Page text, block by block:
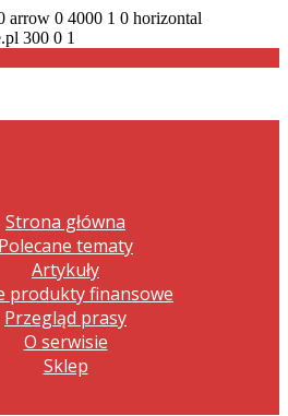
arrow 0 4000 1 0 horizontal
300 0 1
Strona główna
Polecane tematy
Artykuły
produkty finansowe
Przegląd prasy
O serwisie
Sklep